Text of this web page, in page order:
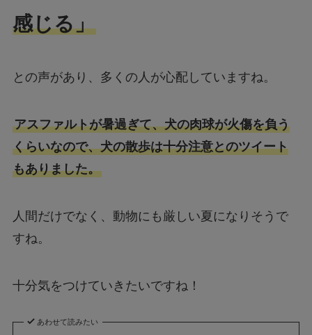
感じる」
との声があり、多くの人が心配していますね。
アスファルトが暑過ぎて、犬の肉球が火傷を負う
くらいなので、犬の散歩は十分注意とのツイート
もありました。
人間だけでなく、動物にも厳しい夏になりそうで
すね。
十分気をつけていきたいですね！
あわせて読みたい